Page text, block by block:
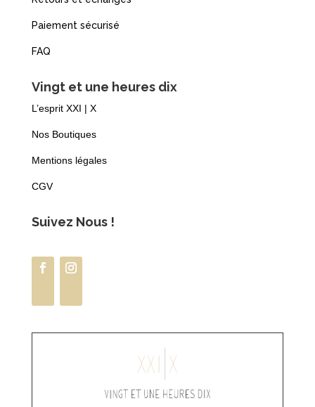
Paiement sécurisé
FAQ
Vingt et une heures dix
L’esprit XXI | X
Nos Boutiques
Mentions légales
CGV
Suivez Nous !